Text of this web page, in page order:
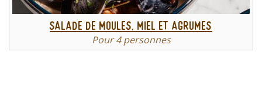
Salade de moules, miel et agrumes
Pour 4 personnes